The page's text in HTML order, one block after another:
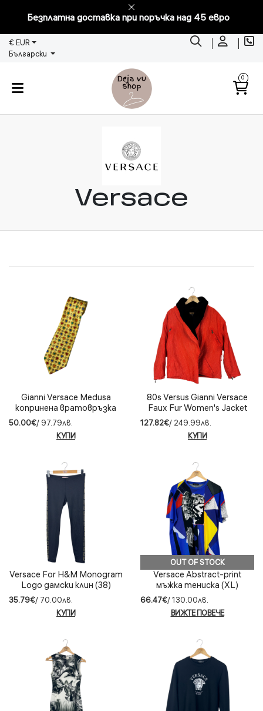
Безплатна доставка при поръчка над 45 евро
€ EUR
Български
0
Versace
Gianni Versace Medusa
копринена вратовръзка
50.00€/ 97.79лв.
КУПИ
80s Versus Gianni Versace
Faux Fur Women's Jacket
(IT44)
127.82€/ 249.99лв.
КУПИ
Versace For H&M Monogram
Logo дамски клин (38)
35.79€/ 70.00лв.
КУПИ
OUT OF STOCK
Versace Abstract-print
мъжка тениска (XL)
66.47€/ 130.00лв.
ВИЖТЕ ПОВЕЧЕ